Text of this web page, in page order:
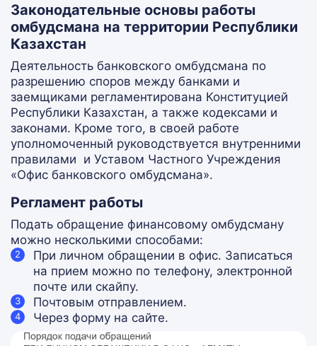
Законодательные основы работы
омбудсмана на территории Республики
Казахстан
Деятельность банковского омбудсмана по
разрешению споров между банками и
заемщиками регламентирована Конституцией
Республики Казахстан, а также кодексами и
законами. Кроме того, в своей работе
уполномоченный руководствуется внутренними
правилами и Уставом Частного Учреждения
«Офис банковского омбудсмана».
Регламент работы
Подать обращение финансовому омбудсману
можно несколькими способами:
При личном обращении в офис. Записаться
на прием можно по телефону, электронной
почте или скайпу.
Почтовым отправлением.
Через форму на сайте.